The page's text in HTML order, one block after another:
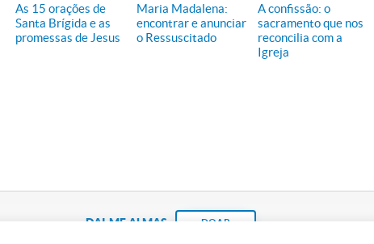
As 15 orações de
Santa Brígida e as
promessas de Jesus
Maria Madalena:
encontrar e anunciar
o Ressuscitado
A confissão: o
sacramento que nos
reconcilia com a
Igreja
DAI-ME ALMAS DOAR